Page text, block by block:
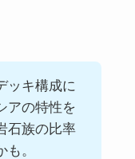
ッキ構成に
アの特性を
石族の比率
。